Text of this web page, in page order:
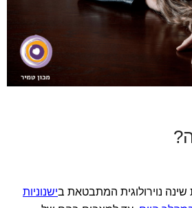
נוירולוגית המתבטאת בישנוניות